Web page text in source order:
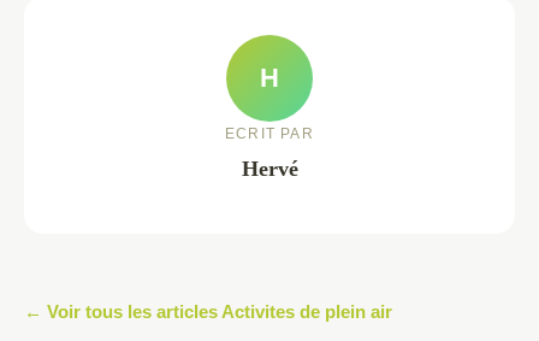
H
ECRIT PAR
Hervé
← Voir tous les articles Activites de plein air